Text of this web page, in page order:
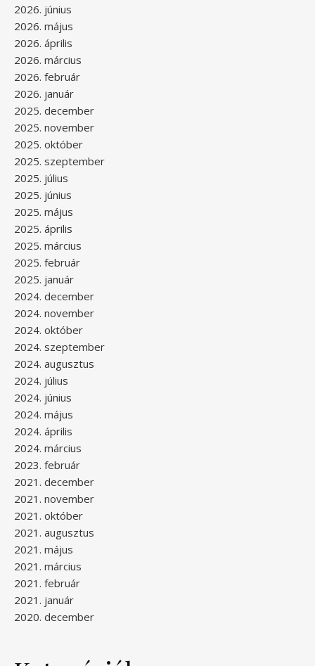
2026. június
2026. május
2026. április
2026. március
2026. február
2026. január
2025. december
2025. november
2025. október
2025. szeptember
2025. július
2025. június
2025. május
2025. április
2025. március
2025. február
2025. január
2024. december
2024. november
2024. október
2024. szeptember
2024. augusztus
2024. július
2024. június
2024. május
2024. április
2024. március
2023. február
2021. december
2021. november
2021. október
2021. augusztus
2021. május
2021. március
2021. február
2021. január
2020. december